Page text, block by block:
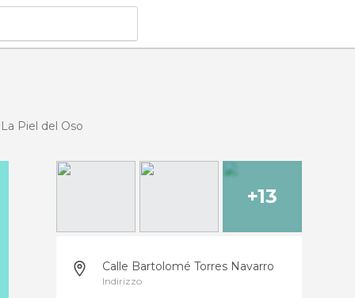
La Piel del Oso
+13
Calle Bartolomé Torres Navarro
Indirizzo